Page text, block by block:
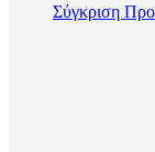
Σύγκριση